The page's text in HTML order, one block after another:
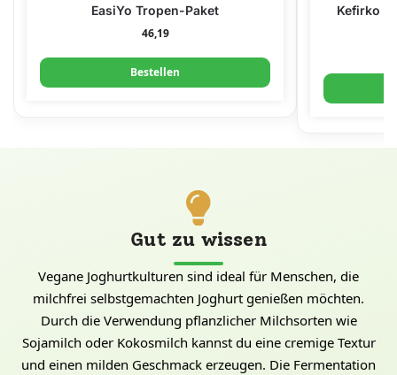
EasiYo Tropen-Paket
46,19
Bestellen
Kefirko
Gut zu wissen
Vegane Joghurtkulturen sind ideal für Menschen, die
milchfrei selbstgemachten Joghurt genießen möchten.
Durch die Verwendung pflanzlicher Milchsorten wie
Sojamilch oder Kokosmilch kannst du eine cremige Textur
und einen milden Geschmack erzeugen. Die Fermentation